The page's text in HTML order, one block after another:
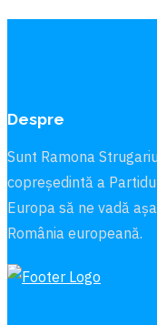
Despre
Sunt Ramona
copreședintă a
Europa să ne vadă
România europeană.